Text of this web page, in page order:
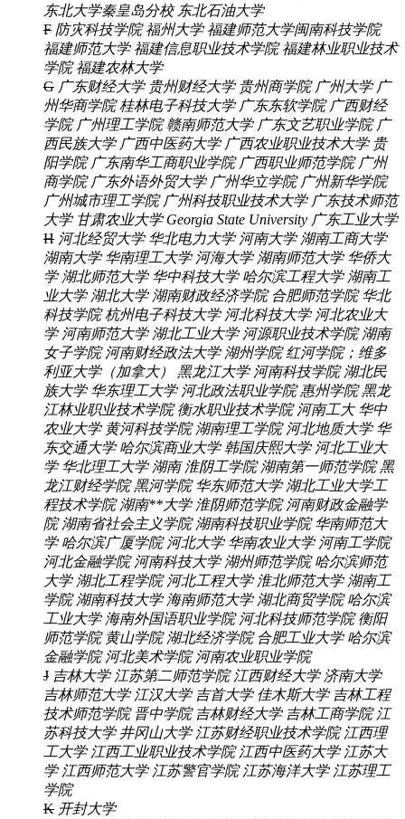
东北大学秦皇岛分校 东北石油大学
F 防灾科技学院 福州大学 福建师范大学闽南科技学院
福建师范大学 福建信息职业技术学院 福建林业职业技术
学院 福建农林大学
G 广东财经大学 贵州财经大学 贵州商学院 广州大学 广
州华商学院 桂林电子科技大学 广东东软学院 广西财经
学院 广州理工学院 赣南师范大学 广东文艺职业学院 广
西民族大学 广西中医药大学 广西农业职业技术大学 贵
阳学院 广东南华工商职业学院 广西职业师范学院 广州
商学院 广东外语外贸大学 广州华立学院 广州新华学院
广州城市理工学院 广州科技职业技术大学 广东技术师范
大学 甘肃农业大学 Georgia State University 广东工业大学
H 河北经贸大学 华北电力大学 河南大学 湖南工商大学
湖南大学 华南理工大学 河海大学 湖南师范大学 华侨大
学 湖北师范大学 华中科技大学 哈尔滨工程大学 湖南工
业大学 湖北大学 湖南财政经济学院 合肥师范学院 华北
科技学院 杭州电子科技大学 河北科技大学 河北农业大
学 河南师范大学 湖北工业大学 河源职业技术学院 湖南
女子学院 河南财经政法大学 湖州学院 红河学院；维多
利亚大学（加拿大）
黑龙江大学 河南科技学院 湖北民
族大学 华东理工大学 河北政法职业学院 惠州学院 黑龙
江林业职业技术学院 衡水职业技术学院 河南工大 华中
农业大学 黄河科技学院 湖南理工学院 河北地质大学 华
东交通大学 哈尔滨商业大学 韩国庆熙大学 河北工业大
学 华北理工大学 湖南 淮阴工学院 湖南第一师范学院 黑
龙江财经学院 黑河学院 华东师范大学 湖北工业大学工
程技术学院 湖南**大学 淮阴师范学院 河南财政金融学
院 湖南省社会主义学院 湖南科技职业学院 华南师范大
学 哈尔滨广厦学院 河北大学 华南农业大学 河南工学院
河北金融学院 河南科技大学 湖州师范学院 哈尔滨师范
大学 湖北工程学院 河北工程大学 淮北师范大学 湖南工
学院 湖南科技大学 海南师范大学 湖北商贸学院 哈尔滨
工业大学 海南外国语职业学院 河北科技师范学院 衡阳
师范学院 黄山学院 湖北经济学院 合肥工业大学 哈尔滨
金融学院 河北美术学院 河南农业职业学院
J 吉林大学 江苏第二师范学院 江西财经大学 济南大学
吉林师范大学 江汉大学 吉首大学 佳木斯大学 吉林工程
技术师范学院 晋中学院 吉林财经大学 吉林工商学院 江
苏科技大学 井冈山大学 江苏财经职业技术学院 江西理
工大学 江西工业职业技术学院 江西中医药大学 江苏大
学 江西师范大学 江苏警官学院 江苏海洋大学 江苏理工
学院
K 开封大学